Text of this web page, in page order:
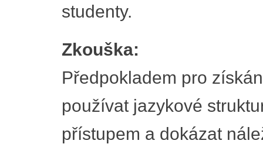
studenty.
Zkouška:
Předpokladem pro
používat jazykové
přístupem a dokázat